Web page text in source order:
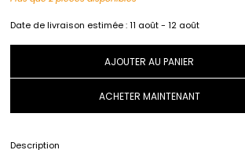
Date de livraison estimée :11 août - 12 août
AJOUTER AU PANIER
ACHETER MAINTENANT
Description